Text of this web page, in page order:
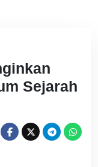
Sejarah